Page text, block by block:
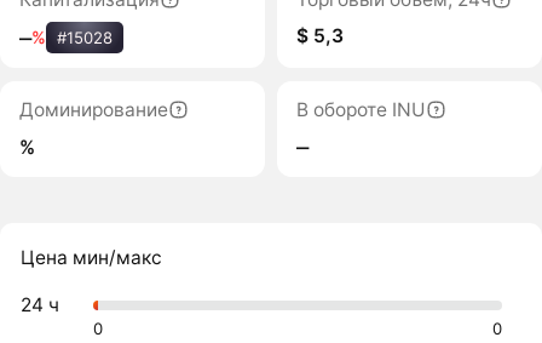
‒% #15028
$ 5,3
Доминирование
%
В обороте INU
‒
Цена мин/макс
24 ч
0 0